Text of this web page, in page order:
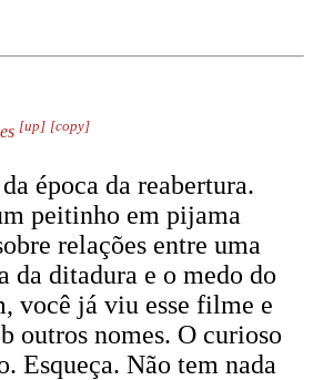
[up] [copy]
época da reabertura.
peitinho em pijama
relações entre uma
da ditadura e o medo do
você já viu esse filme e
outros nomes. O curioso
Esqueça. Não tem nada